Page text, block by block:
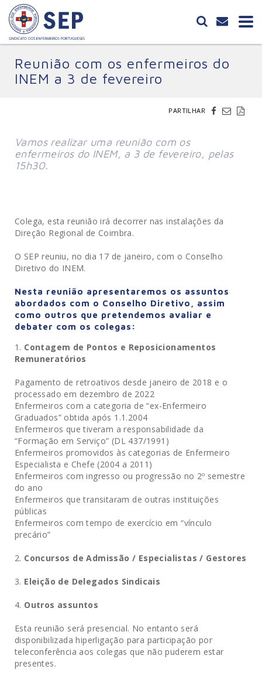
Reunião com os enfermeiros do
INEM a 3 de fevereiro
PARTILHAR
Vamos realizar uma reunião com os
enfermeiros do INEM, a 3 de fevereiro, pelas
15h30.
Colega, esta reunião irá decorrer nas instalações da
Direção Regional de Coimbra.
O SEP reuniu, no dia 17 de janeiro, com o Conselho
Diretivo do INEM.
Nesta reunião apresentaremos os assuntos
abordados com o Conselho Diretivo, assim
como outros que pretendemos avaliar e
debater com os colegas:
1. Contagem de Pontos e Reposicionamentos
Remuneratórios
Pagamento de retroativos desde janeiro de 2018 e o
processado em dezembro de 2022
Enfermeiros com a categoria de “ex-Enfermeiro
Graduados” obtida após 1.1.2004
Enfermeiros que tiveram a responsabilidade da
“Formação em Serviço” (DL 437/1991)
Enfermeiros promovidos às categorias de Enfermeiro
Especialista e Chefe (2004 a 2011)
Enfermeiros com ingresso ou progressão no 2º semestre
do ano
Enfermeiros que transitaram de outras instituições
públicas
Enfermeiros com tempo de exercício em “vínculo
precário”
2. Concursos de Admissão / Especialistas / Gestores
3. Eleição de Delegados Sindicais
4. Outros assuntos
Esta reunião será presencial. No entanto será
disponibilizada hiperligação para participação por
teleconferência aos colegas que não puderem estar
presentes.